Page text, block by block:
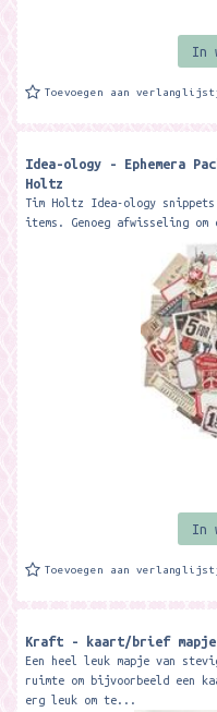
In
Toevoegen aan
Idea-ology - Ephemera
Holtz
Tim Holtz Idea-ology
items. Genoeg afwisseling
In
Toevoegen aan
Kraft - kaart/brief mapje
Een heel leuk mapje van
ruimte om bijvoorbeeld een
erg leuk om te...